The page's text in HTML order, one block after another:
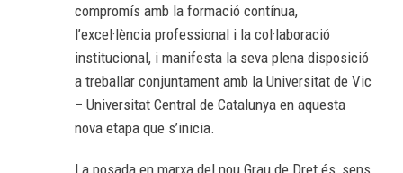
compromís amb la formació contínua,
l’excel·lència professional i la col·laboració
institucional, i manifesta la seva plena disposició
a treballar conjuntament amb la Universitat de Vic
– Universitat Central de Catalunya en aquesta
nova etapa que s’inicia.
La posada en marxa del nou Grau de Dret és, sens